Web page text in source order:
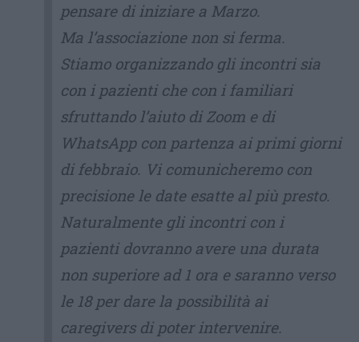
pensare di iniziare a Marzo.
Ma l’associazione non si ferma.
Stiamo organizzando gli incontri sia
con i pazienti che con i familiari
sfruttando l’aiuto di Zoom e di
WhatsApp con partenza ai primi giorni
di febbraio. Vi comunicheremo con
precisione le date esatte al più presto.
Naturalmente gli incontri con i
pazienti dovranno avere una durata
non superiore ad 1 ora e saranno verso
le 18 per dare la possibilità ai
caregivers di poter intervenire.